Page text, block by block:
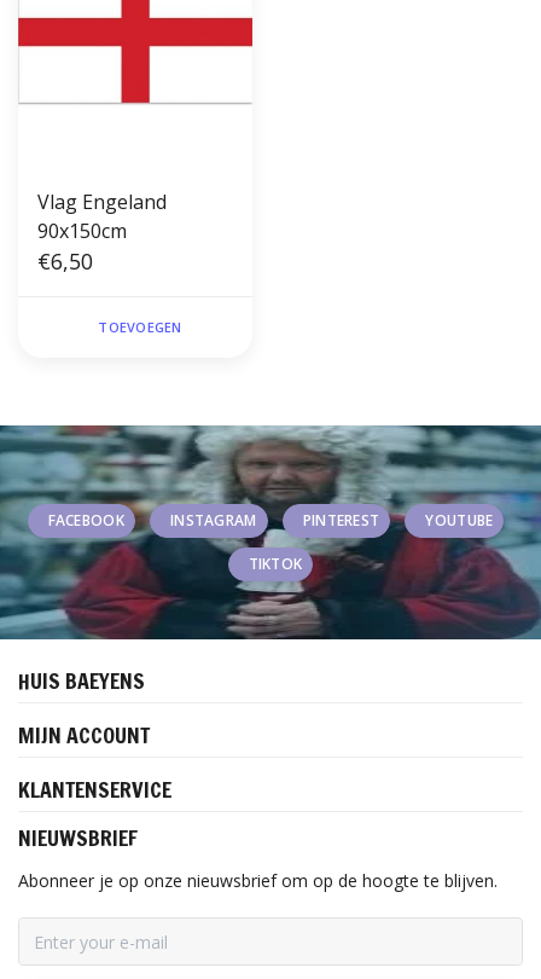
Vlag Engeland
90x150cm
€6,50
TOEVOEGEN
FACEBOOK INSTAGRAM PINTEREST YOUTUBE
TIKTOK
HUIS BAEYENS
MIJN ACCOUNT
KLANTENSERVICE
NIEUWSBRIEF
Abonneer je op onze nieuwsbrief om op de hoogte te blijven.